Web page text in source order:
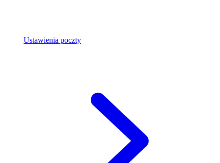
Ustawienia poczty